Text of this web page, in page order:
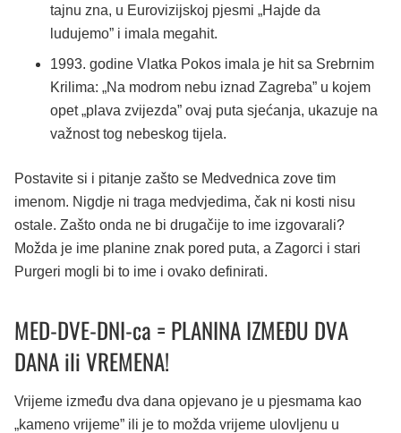
tajnu zna, u Eurovizijskoj pjesmi „Hajde da
ludujemo” i imala megahit.
1993. godine Vlatka Pokos imala je hit sa Srebrnim
Krilima: „Na modrom nebu iznad Zagreba” u kojem
opet „plava zvijezda” ovaj puta sjećanja, ukazuje na
važnost tog nebeskog tijela.
Postavite si i pitanje zašto se Medvednica zove tim
imenom. Nigdje ni traga medvjedima, čak ni kosti nisu
ostale. Zašto onda ne bi drugačije to ime izgovarali?
Možda je ime planine znak pored puta, a Zagorci i stari
Purgeri mogli bi to ime i ovako definirati.
MED-DVE-DNI-ca = PLANINA IZMEĐU DVA
DANA ili VREMENA!
Vrijeme između dva dana opjevano je u pjesmama kao
„kameno vrijeme” ili je to možda vrijeme ulovljenu u